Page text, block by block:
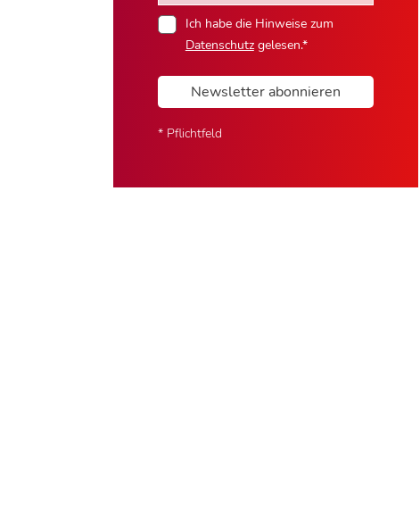
Ich habe die Hinweise zum
Datenschutzgelesen.*
Newsletter abonnieren
* Pflichtfeld